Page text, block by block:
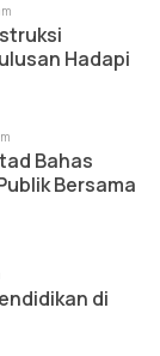
Hadapi
Bahas
Bersama
di